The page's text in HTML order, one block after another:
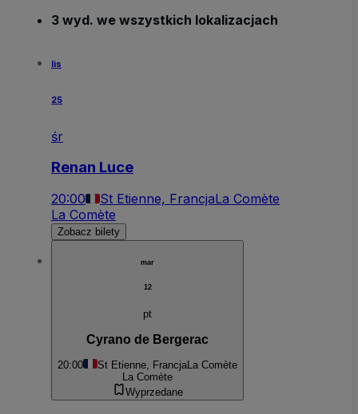
3 wyd. we wszystkich lokalizacjach
lis
25
śr
Renan Luce
20:00 St Etienne, FrancjaLa Comète
La Comète
Zobacz bilety
mar
12
pt
Cyrano de Bergerac
20:00 St Etienne, FrancjaLa Comète
La Comète
Wyprzedane